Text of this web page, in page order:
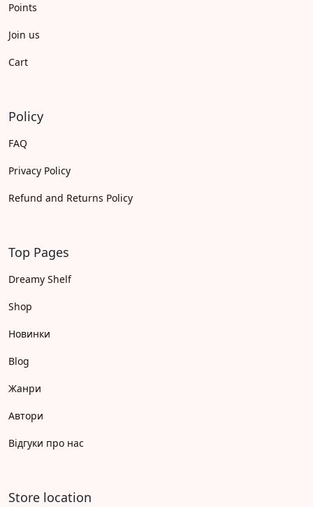
Points
Join us
Cart
Policy
FAQ
Privacy Policy
Refund and Returns Policy
Top Pages
Dreamy Shelf
Shop
Новинки
Blog
Жанри
Автори
Відгуки про нас
Store location